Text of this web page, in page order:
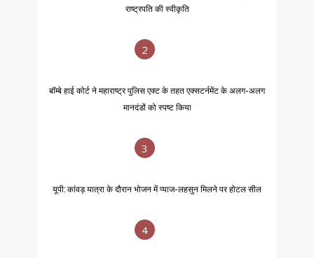
राष्ट्रपति की स्वीकृति
2
बॉम्बे हाई कोर्ट ने महाराष्ट्र पुलिस एक्ट के तहत एक्सटर्नमेंट के अलग-अलग
मानदंडों को स्पष्ट किया
3
यूपी: कांवड़ यात्रा के दौरान भोजन में प्याज-लहसुन मिलने पर होटल सील
4